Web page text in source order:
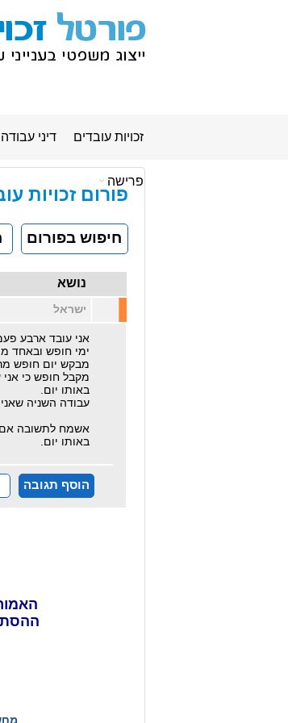
זכויות עובדים דיני עבודה
פרישה
פורום זכויות
חיפוש בפורום
נושא
ישראל
אני עובד ארבע
ימי חופש ובאחד
מבקש יום חופש
מקבל חופש כי אני
באותו יום.
עבודה השניה
אשמח לתשובה אם
באותו יום.
הוסף תגובה